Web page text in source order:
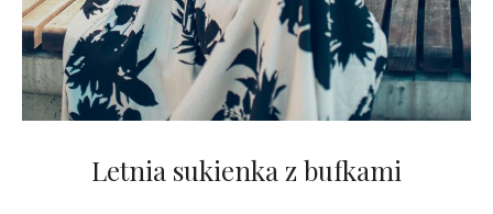
Letnia sukienka z bufkami